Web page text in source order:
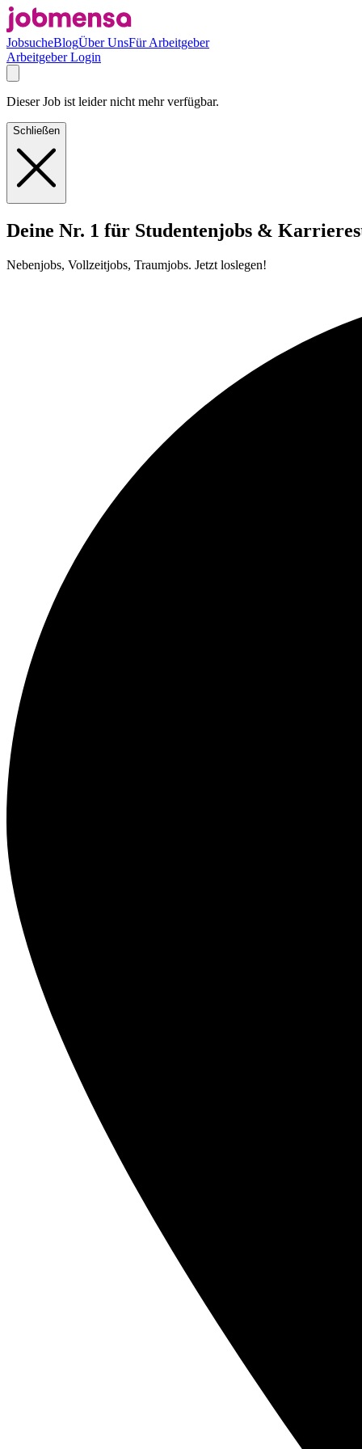
JobsucheBlogÜber UnsFür Arbeitgeber
Arbeitgeber Login
Dieser Job ist leider nicht mehr verfügbar.
Schließen
Deine Nr. 1 für Studentenjobs &
Nebenjobs, Vollzeitjobs, Traumjobs. Jetzt loslegen!